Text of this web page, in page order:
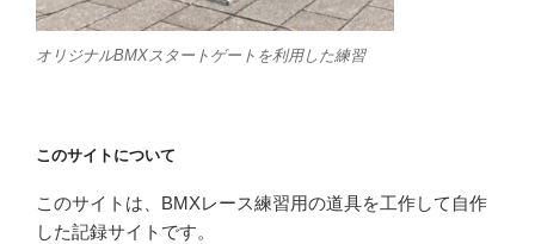
オリジナルBMXスタートゲートを利用した練習
このサイトについて
このサイトは、BMXレース練習用の道具を工作して自作
した記録サイトです。